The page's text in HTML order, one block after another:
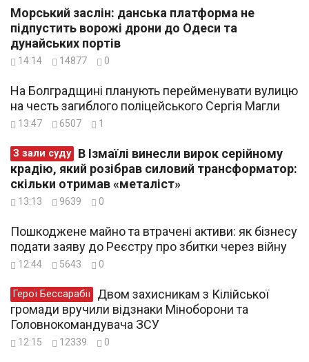
Морський заслін: данська платформа не
підпустить ворожі дрони до Одеси та
дунайських портів
14:14 14877 0
На Болградщині планують перейменувати вулицю
на честь загиблого поліцейського Сергія Магли
13:47 6507 1
З зали суду
крадію, який розібрав силовий трансформатор:
скільки отримав «металіст»
13:13 9639 0
Пошкоджене майно та втрачені активи: як бізнесу
подати заяву до Реєстру про збитки через війну
12:44 5643 0
Герої Бессарабії
громади вручили відзнаки Міноборони та
Головнокомандувача ЗСУ
12:15 12339 0